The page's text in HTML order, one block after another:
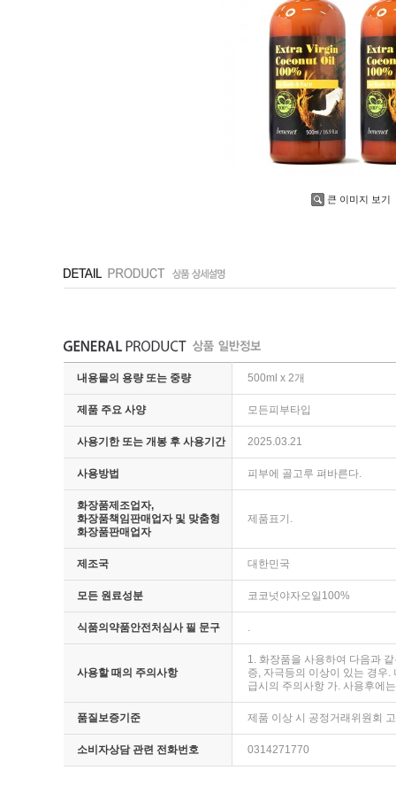
큰 이미지 보기
내용물의 용량 또는 중량 500ml x 2개
제품 주요 사양 모든피부타입
사용기한 또는 개봉 후 사용기간 2025.03.21
사용방법 피부에 골고루 펴바른다.
화장품제조업자,
화장품책임판매업자 및 맞춤형
화장품판매업자
제품표기.
제조국 대한민국
모든 원료성분 코코넛야자오일100%
식품의약품안전처심사 필 문구 .
사용할 때의 주의사항
1. 화장품을 사용하여 다음과
증, 자극등의 이상이 있는 경우
급시의 주의사항 가. 사용후에
품질보증기준 제품 이상 시 공정거래위원회
소비자상담 관련 전화번호 0314271770